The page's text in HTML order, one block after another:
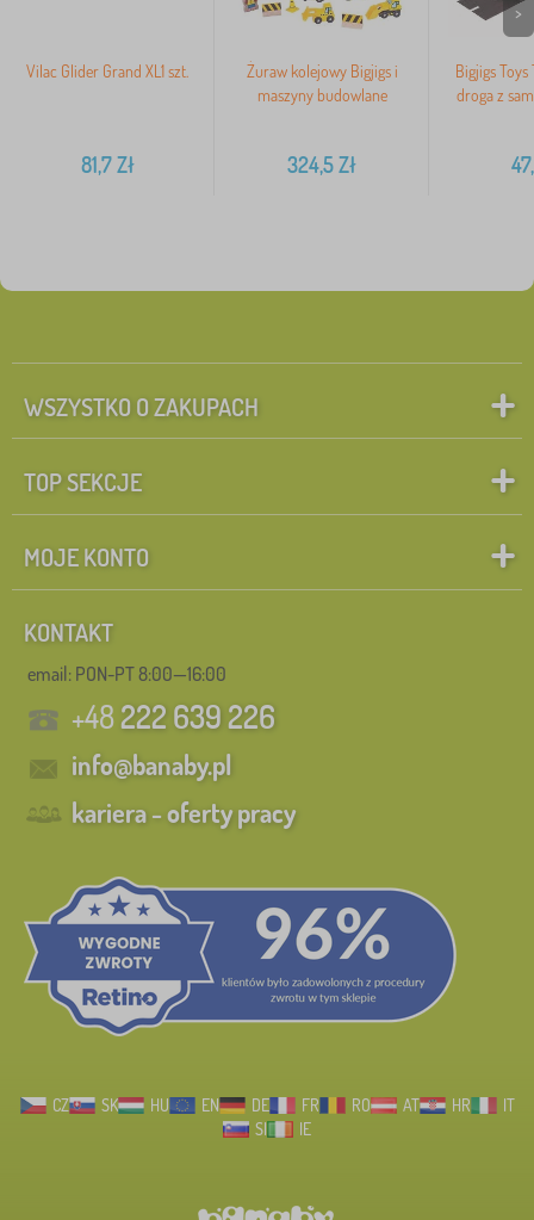
Vilac Glider Grand XL1 szt.
81,7Zł
Żuraw kolejowy Bigjigs i
maszyny budowlane
324,5Zł
Bigjigs Toys
droga z
>
WSZYSTKO O ZAKUPACH
TOP SEKCJE
MOJE KONTO
KONTAKT
email: PON-PT 8:00—16:00
+48222 639 226
info@banaby.pl
kariera - oferty pracy
CZ SK HU EN DE FR RO AT HR
IT
SI
IE